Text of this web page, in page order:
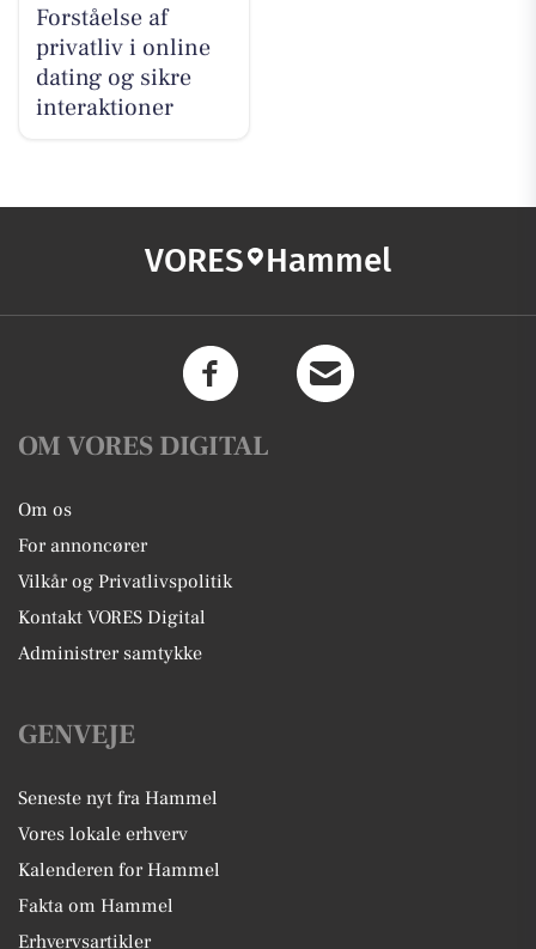
Forståelse af
privatliv i online
dating og sikre
interaktioner
VORES Hammel
OM VORES DIGITAL
Om os
For annoncører
Vilkår og Privatlivspolitik
Kontakt VORES Digital
Administrer samtykke
GENVEJE
Seneste nyt fra Hammel
Vores lokale erhverv
Kalenderen for Hammel
Fakta om Hammel
Erhvervsartikler